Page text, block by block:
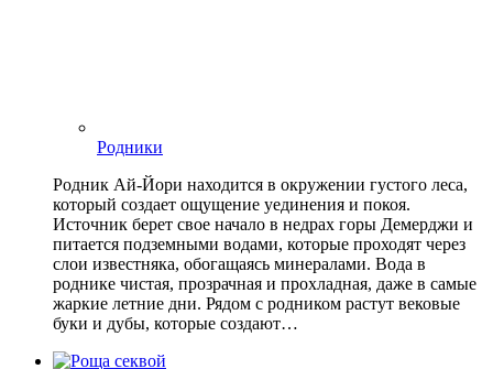
Родники
Родник Ай-Йори находится в окружении густого леса,
который создает ощущение уединения и покоя.
Источник берет свое начало в недрах горы Демерджи и
питается подземными водами, которые проходят через
слои известняка, обогащаясь минералами. Вода в
роднике чистая, прозрачная и прохладная, даже в самые
жаркие летние дни. Рядом с родником растут вековые
буки и дубы, которые создают…